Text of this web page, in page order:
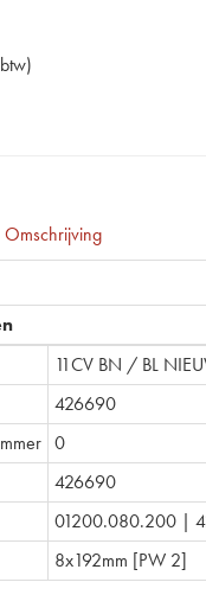
)
Omschrijving
11CV BN / BL
426690
0
426690
01200.080.200 |
8x192mm [PW 2]